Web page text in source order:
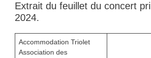
Extrait du feuillet du concert
2024.
Accommodation Triolet
Association des